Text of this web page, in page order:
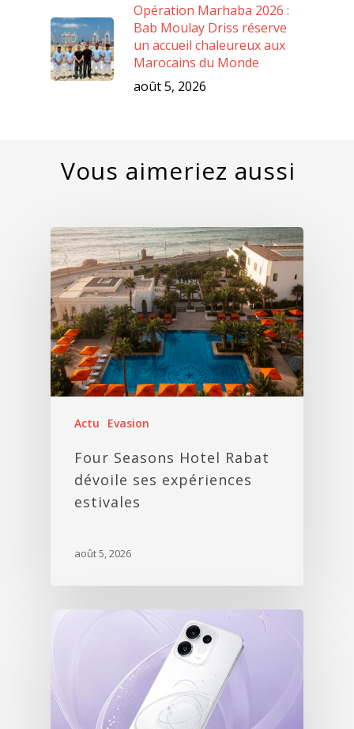
Opération Marhaba 2026 :
Bab Moulay Driss réserve
un accueil chaleureux aux
Marocains du Monde
août 5, 2026
Actu Evasion
Four Seasons Hotel Rabat
dévoile ses expériences
estivales
août 5, 2026